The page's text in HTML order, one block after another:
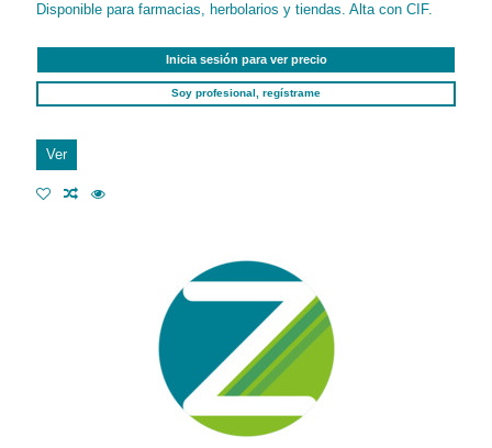
Disponible para farmacias, herbolarios y tiendas. Alta con CIF.
Inicia sesión para ver precio
Soy profesional, regístrame
Ver